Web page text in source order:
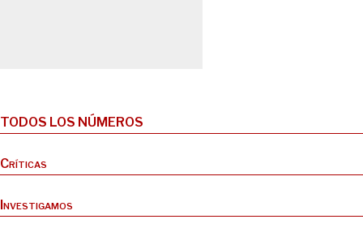
TODOS LOS NÚMEROS
Críticas
Investigamos